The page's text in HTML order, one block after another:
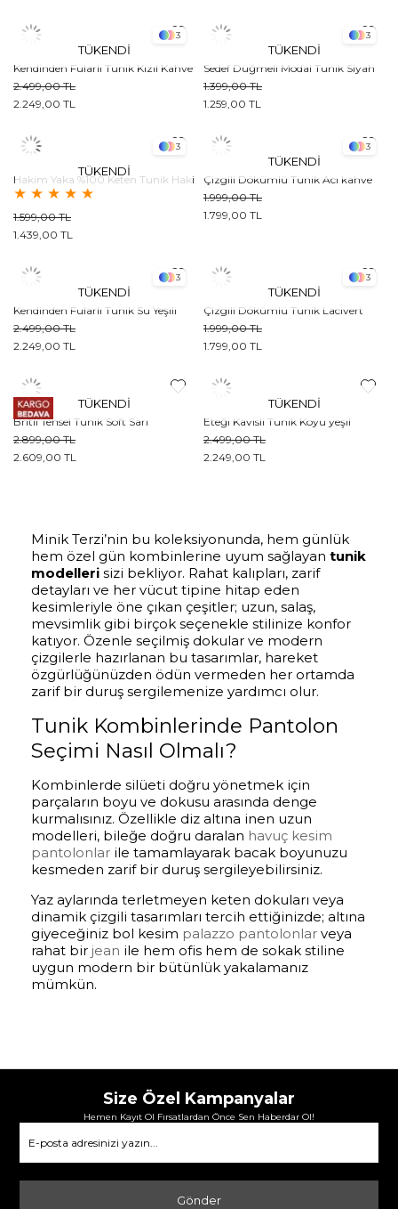
TÜKENDI
3
Kendinden Fularlı Tunik Kızıl Kahve
2.249,00 TL
2.499,00 TL
TÜKENDI
3
Sedef Düğmeli Modal Tunik Siyah
1.259,00 TL
1.399,00 TL
TÜKENDI
3
Hakim Yaka %100 Keten Tunik Haki
★ ★ ★ ★ ★
1.439,00 TL
1.599,00 TL
TÜKENDI
3
Çizgili Dökümlü Tunik Acı kahve
1.799,00 TL
1.999,00 TL
TÜKENDI
3
Kendinden Fularlı Tunik Su Yeşili
2.249,00 TL
2.499,00 TL
TÜKENDI
3
Çizgili Dökümlü Tunik Lacivert
1.799,00 TL
1.999,00 TL
TÜKENDI
Britli Tensel Tunik Soft Sarı
2.609,00 TL
2.899,00 TL
TÜKENDI
Eteği Kavisli Tunik Koyu yeşil
2.249,00 TL
2.499,00 TL
Minik Terzi’nin bu koleksiyonunda, hem günlük
hem özel gün kombinlerine uyum sağlayan tunik
modelleri sizi bekliyor. Rahat kalıpları, zarif
detayları ve her vücut tipine hitap eden
kesimleriyle öne çıkan çeşitler; uzun, salaş,
mevsimlik gibi birçok seçenekle stilinize konfor
katıyor. Özenle seçilmiş dokular ve modern
çizgilerle hazırlanan bu tasarımlar, hareket
özgürlüğünüzden ödün vermeden her ortamda
zarif bir duruş sergilemenize yardımcı olur.
Tunik Kombinlerinde Pantolon
Seçimi Nasıl Olmalı?
Kombinlerde silüeti doğru yönetmek için
parçaların boyu ve dokusu arasında denge
kurmalısınız. Özellikle diz altına inen uzun
modelleri, bileğe doğru daralan havuç kesim
pantolonlar ile tamamlayarak bacak boyunuzu
kesmeden zarif bir duruş sergileyebilirsiniz.
Yaz aylarında terletmeyen keten dokuları veya
dinamik çizgili tasarımları tercih ettiğinizde; altına
giyeceğiniz bol kesim palazzo pantolonlar veya
rahat bir jean ile hem ofis hem de sokak stiline
uygun modern bir bütünlük yakalamanız
mümkün.
Size Özel Kampanyalar
Hemen Kayıt Ol Fırsatlardan Önce Sen Haberdar Ol!
Gönder